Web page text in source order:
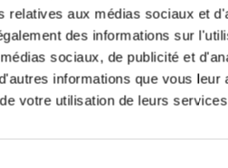
relatives aux médias sociaux et
des informations sur
sociaux, de publicité et
informations que vous leur
votre utilisation de leurs
-
Máx. 600
uds.